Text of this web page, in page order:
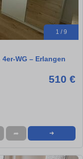
1 / 9
WG – Erlangen
510 €
➦ ➜